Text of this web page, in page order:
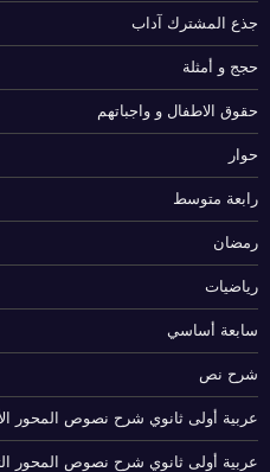
جذع المشترك آداب
حجج و أمثلة
حقوق الاطفال و واجباتهم
حوار
رابعة متوسط
رمضان
رياضيات
سابعة أساسي
شرح نص
عربية أولى ثانوي شرح نصوص المحور
عربية أولى ثانوي شرح نصوص المحور